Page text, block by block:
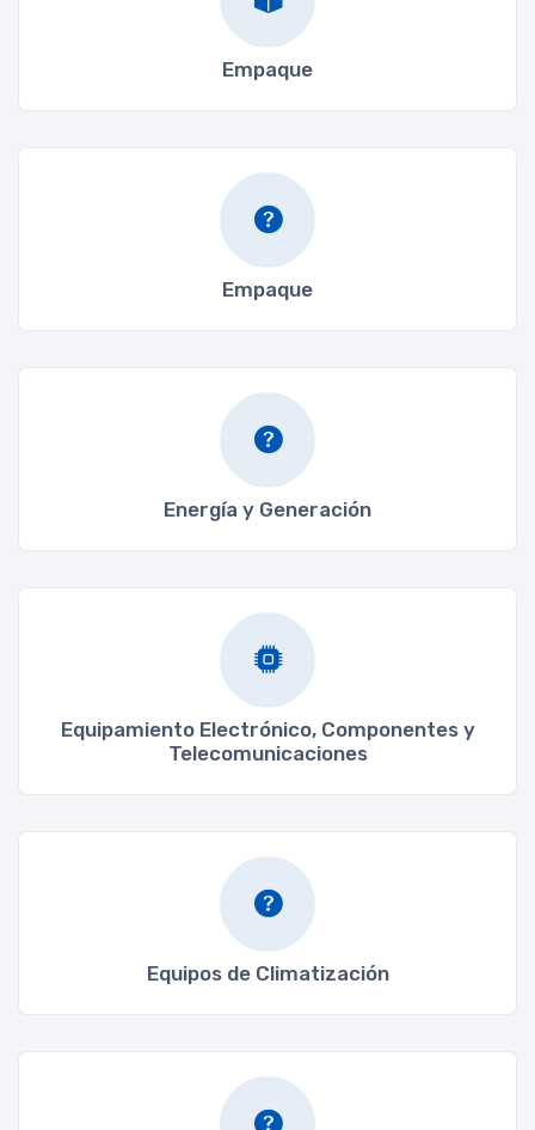
Empaque
Empaque
Energía y Generación
Equipamiento Electrónico, Componentes y
Telecomunicaciones
Equipos de Climatización